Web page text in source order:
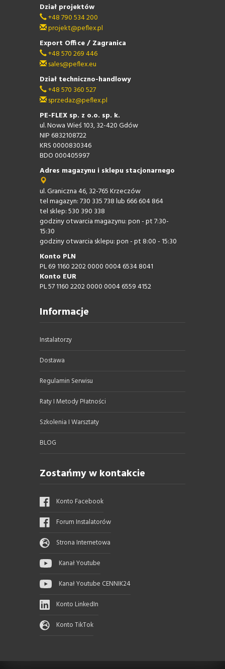
Dział projektów
+48 790 534 200
projekt@peflex.pl
Export Office / Zagranica
+48 570 269 446
sales@peflex.eu
Dział techniczno-handlowy
+48 570 360 527
sprzedaz@peflex.pl
PE-FLEX sp. z o.o. sp. k.
ul. Nowa Wieś 103, 32-420 Gdów
NIP 6832108722
KRS 0000830346
BDO 000405997
Adres magazynu i sklepu stacjonarnego
ul. Graniczna 46, 32-765 Krzeczów
tel magazyn: 730 335 738 lub 666 604 864
tel sklep: 530 390 338
godziny otwarcia magazynu: pon - pt 7:30-
15:30
godziny otwarcia sklepu: pon - pt 8:00 - 15:30
Konto PLN
PL 69 1160 2202 0000 0004 6534 8041
Konto EUR
PL 57 1160 2202 0000 0004 6559 4152
Informacje
Instalatorzy
Dostawa
Regulamin Serwisu
Raty I Metody Płatności
Szkolenia I Warsztaty
BLOG
Zostańmy w kontakcie
Konto Facebook
Forum Instalatorów
Strona Internetowa
Kanał Youtube
Kanał Youtube CENNIK24
Konto LinkedIn
Konto TikTok